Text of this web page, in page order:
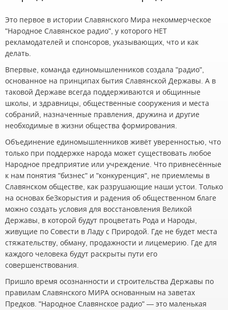
Это первое в истории Славянского Мира некоммерческое
"Народное Славянское радио", у которого НЕТ
рекламодателей и спонсоров, указывающих, что и как
делать.
Впервые, команда единомышленников создала "радио",
основанное на принципах бытия Славянской Державы. А в
таковой Державе всегда поддерживаются и общинные
школы, и здравницы, общественные сооружения и места
собраний, назначенные правления, дружина и другие
необходимые в жизни общества формирования.
Объединение единомышленников живёт уверенностью, что
только при поддержке народа может существовать любое
Народное предприятие или учреждение. Что привнесённые
к нам понятия "бизнес" и "конкуренция", не приемлемы в
Славянском обществе, как разрушающие наши устои. Только
на основах беЗкорыстия и радения об общественном благе
можно создать условия для восстановления Великой
Державы, в которой будут процветать Рода и Народы,
живущие по Совести в Ладу с Природой. Где не будет места
стяжательству, обману, продажности и лицемерию. Где для
каждого человека будут раскрыты пути его
совершенствования.
Пришло время осознанности и строительства Державы по
правилам Славянского МИРА основанным на заветах
Предков. "Народное Славянское радио" — это маленькая